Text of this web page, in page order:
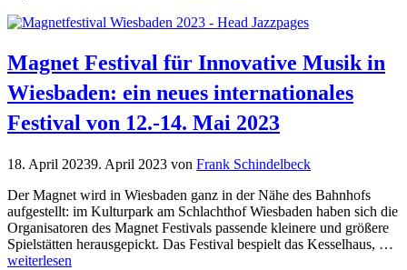
Magnet Festival für Innovative Musik in
Wiesbaden: ein neues internationales
Festival von 12.-14. Mai 2023
18. April 20239. April 2023 von Frank Schindelbeck
Der Magnet wird in Wiesbaden ganz in der Nähe des Bahnhofs
aufgestellt: im Kulturpark am Schlachthof Wiesbaden haben sich die
Organisatoren des Magnet Festivals passende kleinere und größere
Spielstätten herausgepickt. Das Festival bespielt das Kesselhaus, …
weiterlesen